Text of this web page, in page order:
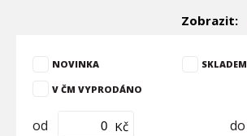
Zobrazit:
NOVINKA SKLADEM
V ČM VYPRODÁNO
od Kč do